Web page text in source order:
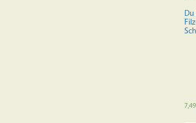
7,49